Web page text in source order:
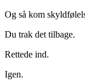
Og så kom
Du trak det tilbage.
Rettede ind.
Igen.